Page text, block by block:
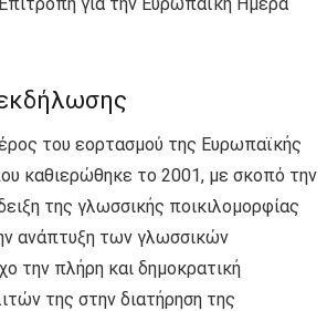
του εορτασμού της Ευρωπαϊκής
καθιερώθηκε το 2001, με σκοπό την
της γλωσσικής ποικιλομορφίας
ανάπτυξη των γλωσσικών
την πλήρη και δημοκρατική
της στην διατήρηση της